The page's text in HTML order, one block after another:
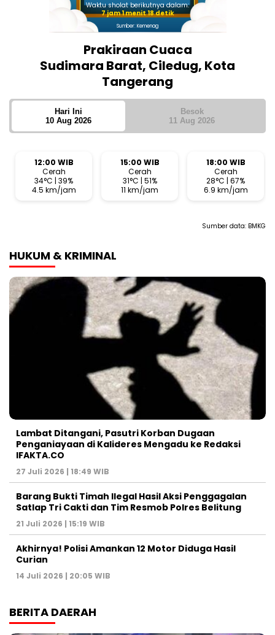
Waktu sholat berikutnya dalam:
7 jam 1 menit 17 detik
Sumber: Kemenag
Prakiraan Cuaca
Sudimara Barat, Ciledug, Kota
Tangerang
Hari Ini
10 Aug 2026
Besok
11 Aug 2026
12:00 WIB
Cerah
34°C | 39%
4.5 km/jam
15:00 WIB
Cerah
31°C | 51%
11 km/jam
18:00 WIB
Cerah
28°C | 67%
6.9 km/jam
Sumber data: BMKG
HUKUM & KRIMINAL
Lambat Ditangani, Pasutri Korban Dugaan
Penganiayaan di Kalideres Mengadu ke Redaksi
IFAKTA.CO
27 Juli 2026 | 18:49 WIB
Barang Bukti Timah Ilegal Hasil Aksi Penggagalan
Satlap Tri Cakti dan Tim Resmob Polres Belitung
21 Juli 2026 | 15:19 WIB
Akhirnya! Polisi Amankan 12 Motor Diduga Hasil
Curian
14 Juli 2026 | 20:05 WIB
BERITA DAERAH